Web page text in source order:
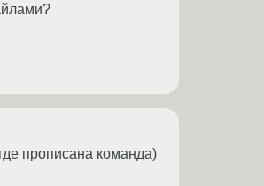
прописана команда)